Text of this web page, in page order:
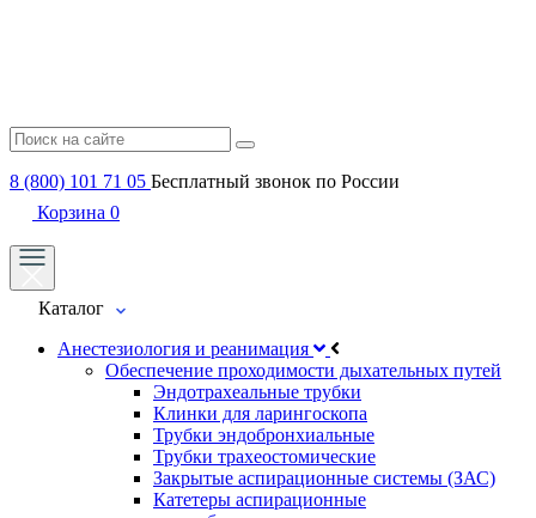
8 (800) 101 71 05 Бесплатный звонок по России
Корзина 0
Каталог
Анестезиология и реанимация
Обеспечение проходимости дыхательных путей
Эндотрахеальные трубки
Клинки для ларингоскопа
Трубки эндобронхиальные
Трубки трахеостомические
Закрытые аспирационные системы (ЗАС)
Катетеры аспирационные